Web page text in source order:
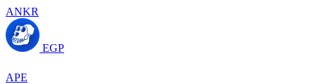
ANKR
EGP
APE